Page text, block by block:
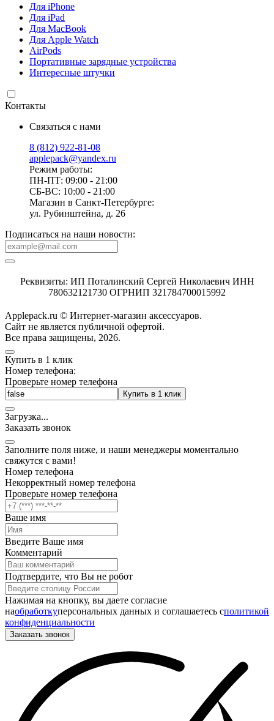
Для iPhone
Для iPad
Для MacBook
Для Apple Watch
AirPods
Портативные зарядные устройства
Интересные штучки
Контакты
Связаться с нами
8 (812) 922-81-08
applepack@yandex.ru
Режим работы:
ПН-ПТ: 09:00 - 21:00
СБ-ВС: 10:00 - 21:00
Магазин в Санкт-Петербурге:
ул. Рубинштейна, д. 26
Подписаться на наши новости:
Реквизиты: ИП Поталинский Сергей Николаевич ИНН
780632121730 ОГРНИП 321784700015992
Applepack.ru © Интернет-магазин аксессуаров.
Cайт не является публичной офертой.
Все права защищены, 2026.
Купить в 1 клик
Номер телефона:
Проверьте номер телефона
Купить в 1 клик
Загрузка...
Заказать звонок
Заполните поля ниже, и наши менеджеры моментально
свяжутся с вами!
Номер телефона
Некорректный номер телефона
Проверьте номер телефона
Ваше имя
Введите Ваше имя
Комментарий
Подтвердите, что Вы не робот
Нажимая на кнопку, вы даете согласие
наобработкуперсональных данных и соглашаетесь cполитикой
конфиденциальности
Заказать звонок